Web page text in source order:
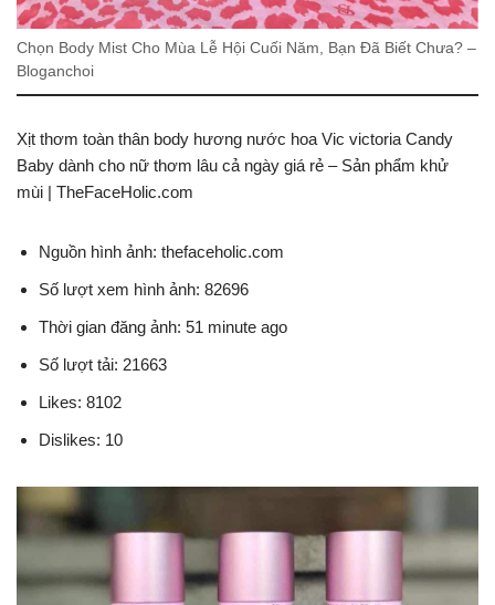
Chọn Body Mist Cho Mùa Lễ Hội Cuối Năm, Bạn Đã Biết Chưa? –
Bloganchoi
Xịt thơm toàn thân body hương nước hoa Vic victoria Candy
Baby dành cho nữ thơm lâu cả ngày giá rẻ – Sản phẩm khử
mùi | TheFaceHolic.com
Nguồn hình ảnh: thefaceholic.com
Số lượt xem hình ảnh: 82696
Thời gian đăng ảnh: 51 minute ago
Số lượt tải: 21663
Likes: 8102
Dislikes: 10